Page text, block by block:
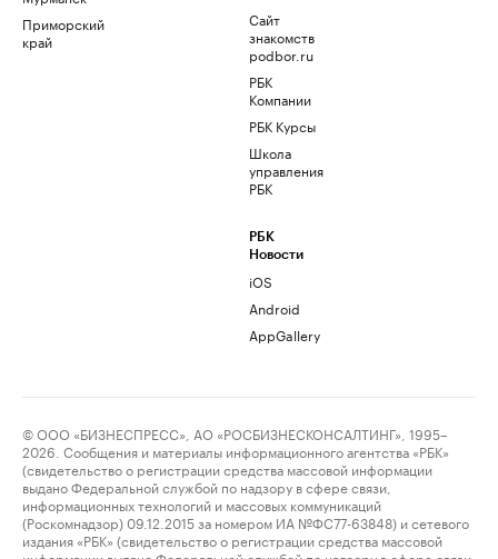
Приморский
край
Сайт
знакомств
podbor.ru
РБК
Компании
РБК Курсы
Школа
управления
РБК
РБК
Новости
iOS
Android
AppGallery
© ООО «БИЗНЕСПРЕСС», АО «РОСБИЗНЕСКОНСАЛТИНГ», 1995–
2026. Сообщения и материалы информационного агентства «РБК»
(свидетельство о регистрации средства массовой информации
выдано Федеральной службой по надзору в сфере связи,
информационных технологий и массовых коммуникаций
(Роскомнадзор) 09.12.2015 за номером ИА №ФС77-63848) и сетевого
издания «РБК» (свидетельство о регистрации средства массовой